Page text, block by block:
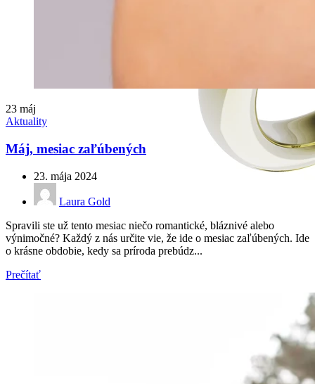
23 máj
Aktuality
Máj, mesiac zaľúbených
23. mája 2024
Laura Gold
Spravili ste už tento mesiac niečo romantické, bláznivé alebo
výnimočné? Každý z nás určite vie, že ide o mesiac zaľúbených. Ide
o krásne obdobie, kedy sa príroda prebúdz...
Prečítať